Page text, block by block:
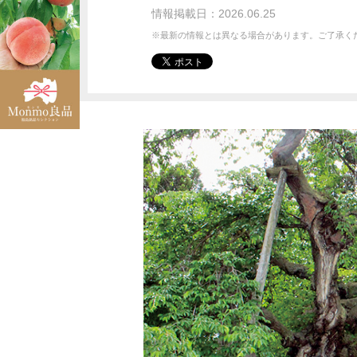
情報掲載日：2026.06.25
※最新の情報とは異なる場合があります。ご了承く